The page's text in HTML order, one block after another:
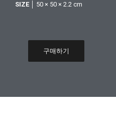
SIZE │ 50 × 50 × 2.2 cm
구매하기